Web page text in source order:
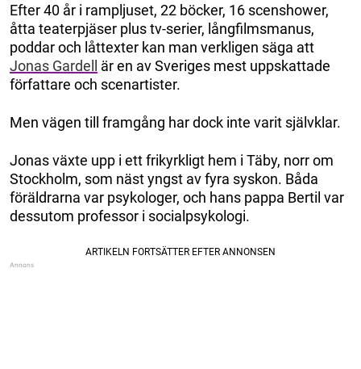
Efter 40 år i rampljuset, 22 böcker, 16 scenshower,
åtta teaterpjäser plus tv-serier, långfilmsmanus,
poddar och låttexter kan man verkligen säga att
Jonas Gardell
är en av Sveriges mest uppskattade
författare och scenartister.
Men vägen till framgång har dock inte varit självklar.
Jonas växte upp i ett frikyrkligt hem i Täby, norr om
Stockholm, som näst yngst av fyra syskon. Båda
föräldrarna var psykologer, och hans pappa Bertil var
dessutom professor i socialpsykologi.